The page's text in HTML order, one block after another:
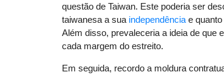
questão de Taiwan. Este poderia ser
taiwanesa a sua independênciae quanto
Além disso, prevaleceria a ideia de que
cada margem do estreito.
Em seguida, recordo a moldura